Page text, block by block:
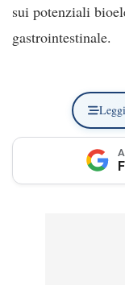
sui potenziali
gastrointestinale.